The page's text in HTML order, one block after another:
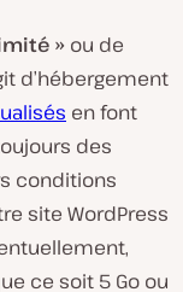
» ou de
d’hébergement
en font
des
conditions
site WordPress
ce soit 5 Go ou